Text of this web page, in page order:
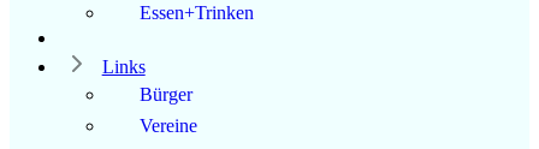
Essen+Trinken
Links
Bürger
Vereine